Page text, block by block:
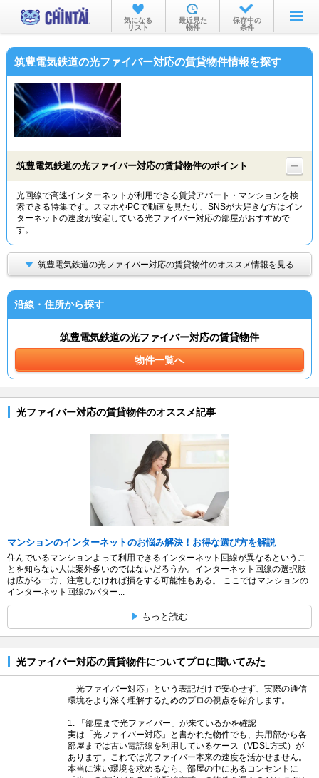
お部屋を探す
沿線・駅から
物件特集から
TOP
気になる
リスト
最近見た
物件
保存中の
条件
筑豊電気鉄道の光ファイバー対応の賃貸物件情報を探す
筑豊電気鉄道の光ファイバー対応の賃貸物件のポイント
光回線で高速インターネットが利用できる賃貸アパート・マンションを検
索できる特集です。スマホやPCで動画を見たり、SNSが大好きな方はイン
ターネットの速度が安定している光ファイバー対応の部屋がおすすめで
す。
筑豊電気鉄道の光ファイバー対応の賃貸物件のオススメ情報を見る
沿線・住所から探す
筑豊電気鉄道の光ファイバー対応の賃貸物件
物件一覧へ
光ファイバー対応の賃貸物件のオススメ記事
マンションのインターネットのお悩み解決！お得な選び方を解説
住んでいるマンションよって利用できるインターネット回線が異なるというこ
とを知らない人は案外多いのではないだろうか。インターネット回線の選択肢
は広がる一方、注意しなければ損をする可能性もある。 ここではマンションの
インターネット回線のパター...
もっと読む
光ファイバー対応の賃貸物件についてプロに聞いてみた
「光ファイバー対応」という表記だけで安心せず、実際の通信
環境をより深く理解するためのプロの視点を紹介します。
1. 「部屋まで光ファイバー」が来ているかを確認
実は「光ファイバー対応」と書かれた物件でも、共用部から各
部屋までは古い電話線を利用しているケース（VDSL方式）が
あります。これでは光ファイバー本来の速度を活かせません。
本当に速い環境を求めるなら、部屋の中にあるコンセントに